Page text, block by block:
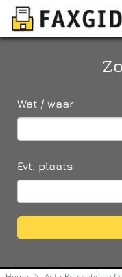
Wat / waar
Evt. plaats